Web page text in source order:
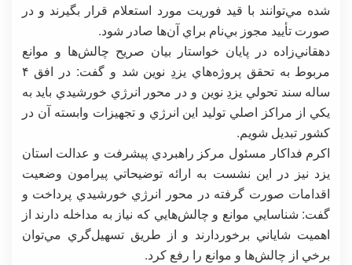
شده مي‌توانند با قيد فوريت مورد استعلام قرار بگيرند و در
صورت تأييد مجوز بي‌نام براي آن‌ها صادر شود.
دهقاني‌زاده در پايان خواستار بيان صريح چالش‌ها و موانع
مربوط به تحقق پروژه‌هاي يزدِ نوين شد و گفت: در افق ۴
ساله سند تحولي يزدِ نوين و در محور انرژي خورشيدي بايد به
يكي از مراكز اصلي توليد اين انرژي و تجهيزات وابسته آن در
كشور تبديل شويم.
اكرم فداكار مسئول مركز راهبردي پيشرفت و عدالت استان
يزد نيز در اين نشست به ارائه توضيحاتي پيرامون وضعيت
اقدامات صورت گرفته در محور انرژي خورشيدي پرداخت و
گفت: شناسايي موانع و چالش‌هايي كه نياز به مداخله دارند از
اهميت شاياني برخوردارند و از طريق تسهيل‌گري مي‌توان
برخي از چالش‌ها و موانع را رفع كرد.